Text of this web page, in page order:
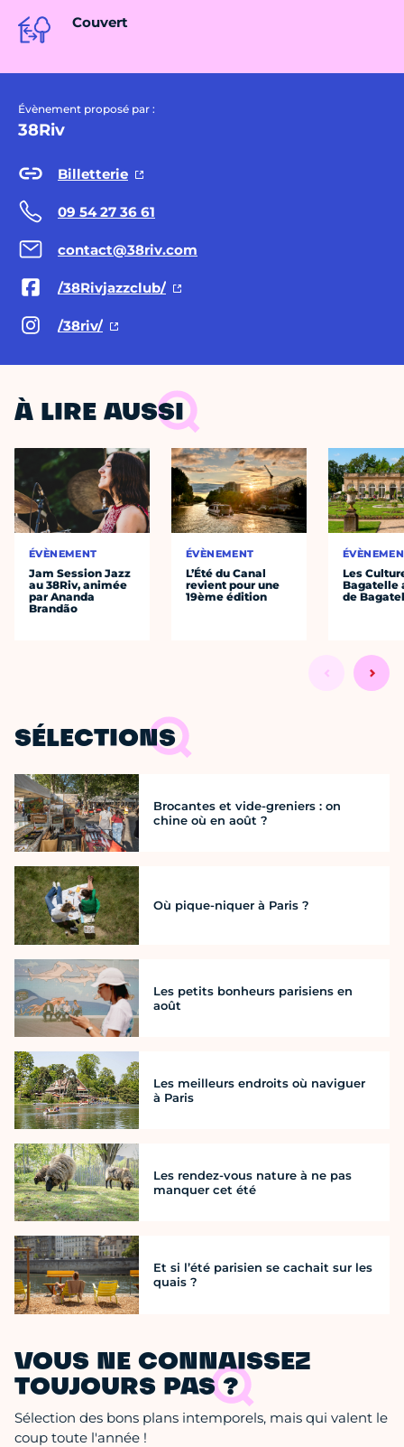
Couvert
Évènement proposé par :
38Riv
Billetterie
09 54 27 36 61
contact@38riv.com
/38Rivjazzclub/
/38riv/
À LIRE AUSSI
ÉVÈNEMENT
Jam Session Jazz
au 38Riv, animée
par Ananda
Brandão
ÉVÈNEMENT
L’Été du Canal
revient pour une
19ème édition
Les
Bagatelle
de
SÉLECTIONS
Brocantes et vide-greniers : on
chine où en août ?
Où pique-niquer à Paris ?
Les petits bonheurs parisiens en
août
Les meilleurs endroits où naviguer
à Paris
Les rendez-vous nature à ne pas
manquer cet été
Et si l’été parisien se cachait sur les
quais ?
VOUS NE CONNAISSEZ
TOUJOURS PAS ?
Sélection des bons plans intemporels, mais qui valent le
coup toute l'année !